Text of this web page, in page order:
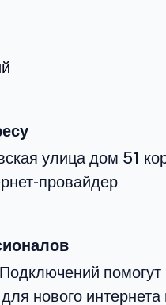
улица дом 51
провайдер
помогут
нового интернета